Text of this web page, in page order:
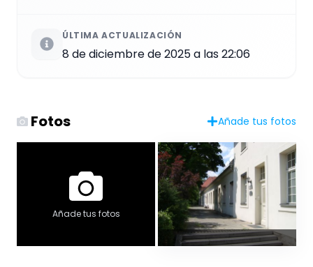
ÚLTIMA ACTUALIZACIÓN
8 de diciembre de 2025 a las 22:06
Fotos Añade tus fotos
Añade tus fotos